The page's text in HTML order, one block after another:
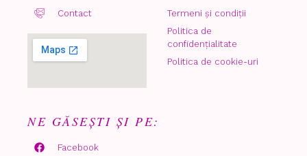
Contact
Termeni și condiții
Politica de
confidențialitate
Politica de cookie-uri
NE GĂSEȘTI ȘI PE:
Facebook